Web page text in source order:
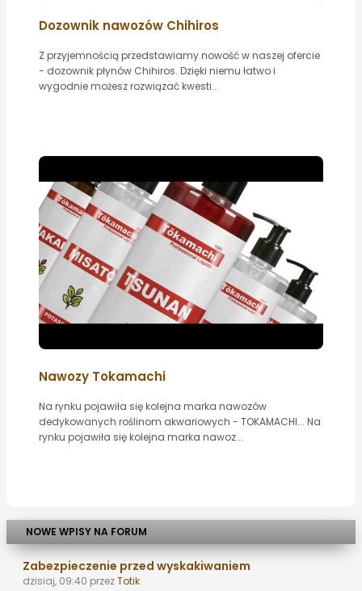
Dozownik nawozów Chihiros
Z przyjemnością przedstawiamy nowość w naszej ofercie
- dozownik płynów Chihiros. Dzięki niemu łatwo i
wygodnie możesz rozwiązać kwesti...
Nawozy Tokamachi
Na rynku pojawiła się kolejna marka nawozów
dedykowanych roślinom akwariowych - TOKAMACHI... Na
rynku pojawiła się kolejna marka nawoz...
NOWE WPISY NA FORUM
Zabezpieczenie przed wyskakiwaniem
dzisiaj, 09:40 przezTotik